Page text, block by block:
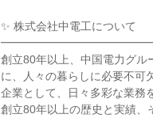
✨ 株式会社中電工について
創立80年以上、中国電力グル
に、人々の暮らしに必要不可
企業として、日々多彩な業務
創立80年以上の歴史と実績、